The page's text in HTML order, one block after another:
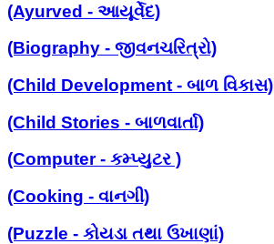
(Ayurved - આયૂર્વેદ)
(Biography - જીવનચરિત્રો)
(Child Development - બાળ વિકાસ)
(Child Stories - બાળવાર્તા)
(Computer - કમ્પ્યુટર )
(Cooking - વાનગી)
(Puzzle - કોયડા તથા ઉખાણાં)